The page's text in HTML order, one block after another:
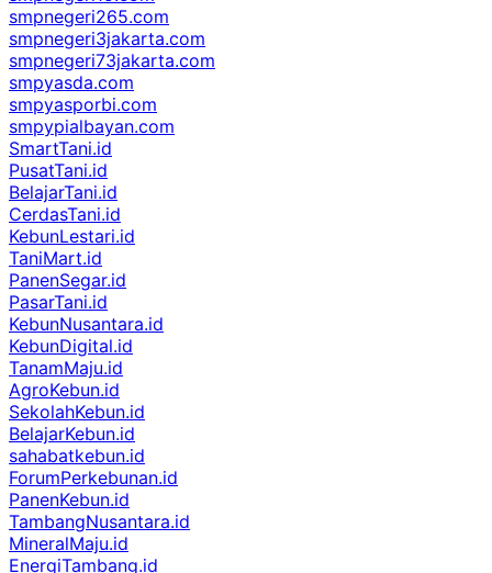
smpnegeri265.com
smpnegeri3jakarta.com
smpnegeri73jakarta.com
smpyasda.com
smpyasporbi.com
smpypialbayan.com
SmartTani.id
PusatTani.id
BelajarTani.id
CerdasTani.id
KebunLestari.id
TaniMart.id
PanenSegar.id
PasarTani.id
KebunNusantara.id
KebunDigital.id
TanamMaju.id
AgroKebun.id
SekolahKebun.id
BelajarKebun.id
sahabatkebun.id
ForumPerkebunan.id
PanenKebun.id
TambangNusantara.id
MineralMaju.id
EnergiTambang.id